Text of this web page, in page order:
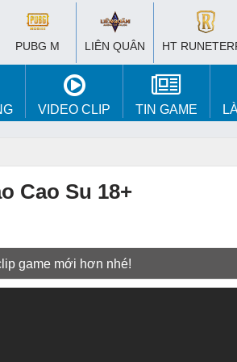
PUBG M LIÊN QUÂN HT
VIDEO CLIP TIN GAME
Cao Su 18+
game mới hơn nhé!